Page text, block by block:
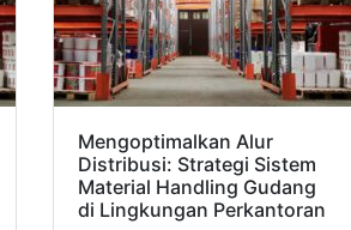
Mengoptimalkan Alur
Distribusi: Strategi Sistem
Material Handling Gudang
di Lingkungan Perkantoran